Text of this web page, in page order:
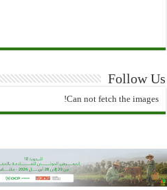
Follow Us
Can not fetch the images!